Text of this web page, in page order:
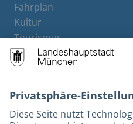
Fahrplan
Kultur
Tourismus
M-Strom
Bürgerservice